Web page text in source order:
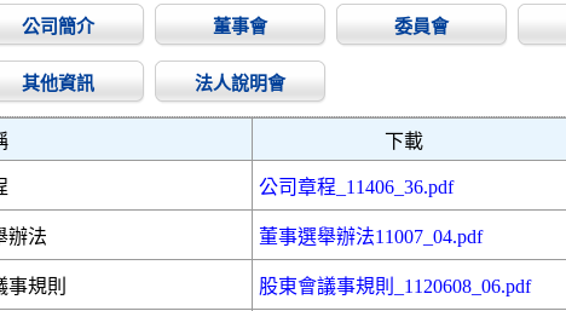
公司簡介 董事會 委員會
其他資訊 法人說明會
下載
公司章程_11406_36.pdf
辦法 董事選舉辦法11007_04.pdf
事規則 股東會議事規則_1120608_06.pdf